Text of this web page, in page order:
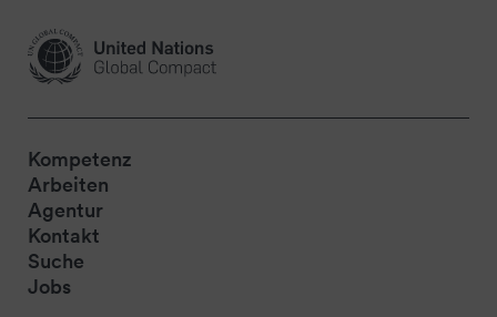
Kompetenz
Arbeiten
Agentur
Kontakt
Suche
Jobs